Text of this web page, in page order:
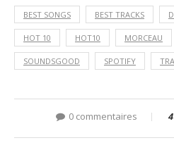
BEST SONGS BEST TRACKS
HOT 10 HOT10 MORCEAU
SOUNDSGOOD SPOTIFY
0 commentaires 4